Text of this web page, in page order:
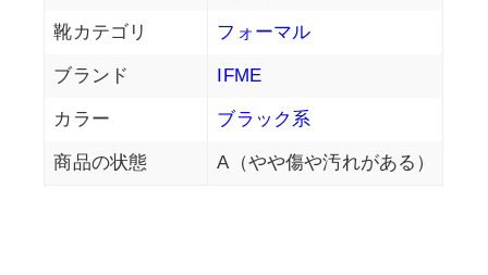
靴カテゴリ フォーマル
ブランド IFME
カラー ブラック系
商品の状態 A（やや傷や汚れがある）